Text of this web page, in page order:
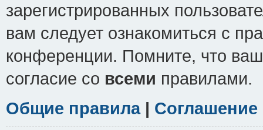
зарегистрированных
вам следует ознакомиться с
конференции. Помните, что
согласие со всеми правилами.
Общие правила|